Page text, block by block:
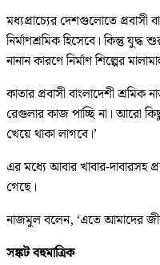
মধ্যপ্রাচ্যের দেশগুলোতে
নির্মাণশ্রমিক হিসেবে। কিন্তু
নানান কারণে নির্মাণ শিল্পের
কাতার প্রবাসী বাংলাদেশী
রেগুলার কাজ পাচ্ছি না। আরো
খেয়ে থাকা লাগবে।’
এর মধ্যে আবার খাবার-দাবারসহ
গেছে।
নাজমুল বলেন, ‘এতে আমাদের
সঙ্কট বহুমাত্রিক